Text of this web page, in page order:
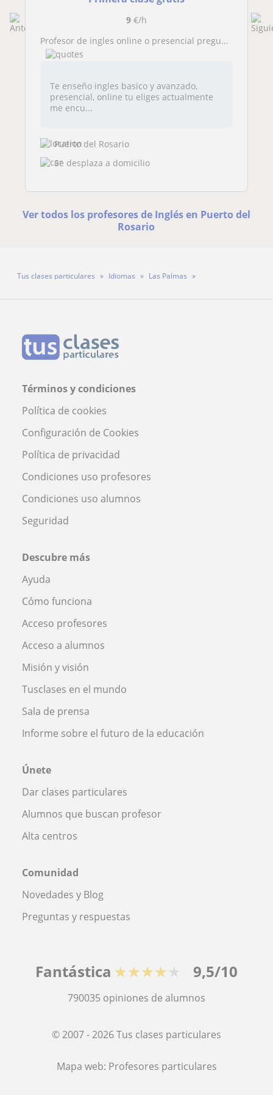
9€/h
profesor de ingles online o presencial pregunta
Te enseño ingles basico y avanzado,
presencial, online tu eliges actualmente
me encu...
Puerto del Rosario
Se desplaza a domicilio
Ver todos los profesores de Inglés en Puerto del
Rosario
Tus clases particulares Idiomas
Las Palmas
Términos y condiciones
Política de cookies
Configuración de Cookies
Política de privacidad
Condiciones uso profesores
Condiciones uso alumnos
Seguridad
Descubre más
Ayuda
Cómo funciona
Acceso profesores
Acceso a alumnos
Misión y visión
Tusclases en el mundo
Sala de prensa
Informe sobre el futuro de la educación
Únete
Dar clases particulares
Alumnos que buscan profesor
Alta centros
Comunidad
Novedades y Blog
Preguntas y respuestas
Fantástica ★★★★★ 9,5/10
790035 opiniones de alumnos
© 2007 - 2026 Tus clases particulares
Mapa web: Profesores particulares